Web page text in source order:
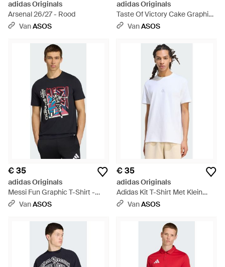
adidas Originals
Arsenal 26/27 - Rood
VanASOS
adidas Originals
Taste Of Victory Cake Graphic
T-Shirt - Blauw
VanASOS
€ 35
adidas Originals
Messi Fun Graphic T-Shirt -
Zwart
VanASOS
€ 35
adidas Originals
Adidas Kit T-Shirt Met Klein
Logo - Wit
VanASOS